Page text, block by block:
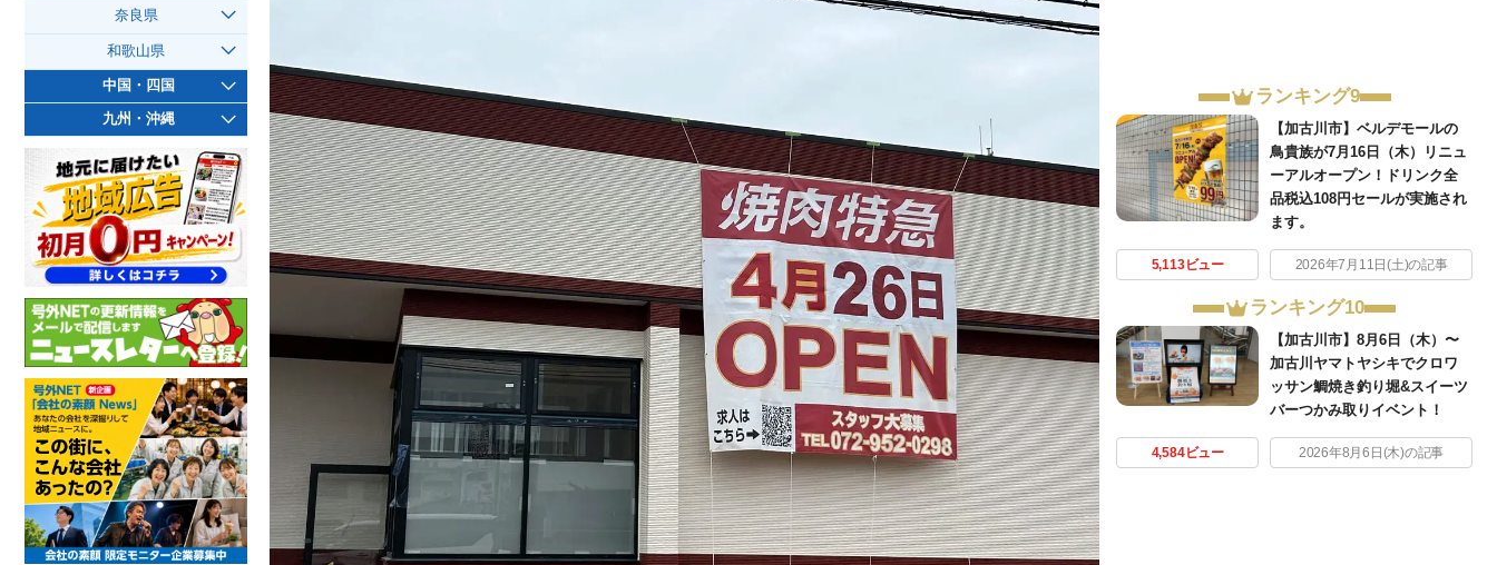
ランキング9
【加古川市】ベルデモールの
鳥貴族が7月16日（木）リニュ
ーアルオープン！ドリンク全
品税込108円セールが実施され
ます。
5,113ビュー 2026年7月11日(土)の記事
ランキング10
【加古川市】8月6日（木）〜
加古川ヤマトヤシキでクロワ
ッサン鯛焼き釣り堀&スイーツ
バーつかみ取りイベント！
4,584ビュー 2026年8月6日(木)の記事
奈良県
和歌山県
中国・四国
九州・沖縄